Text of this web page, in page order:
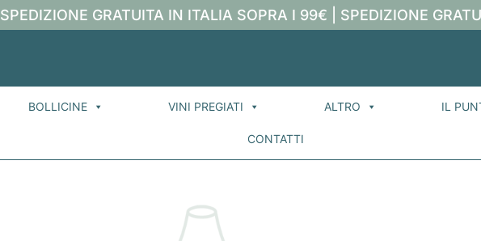
SPEDIZIONE GRATUITA IN ITALIA SOPRA I 99€ | SPEDIZIONE
BOLLICINE VINI PREGIATI ALTRO IL
CONTATTI